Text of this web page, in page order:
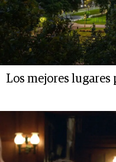
Los mejores